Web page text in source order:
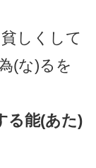
しくして
(な)るを
る能(あた)